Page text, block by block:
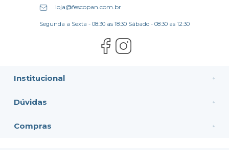
Institucional
Dúvidas
Compras
loja@fescopan.com.br
Segunda a Sexta - 08:30 as 18:30 Sábado - 08:30 as 12:30